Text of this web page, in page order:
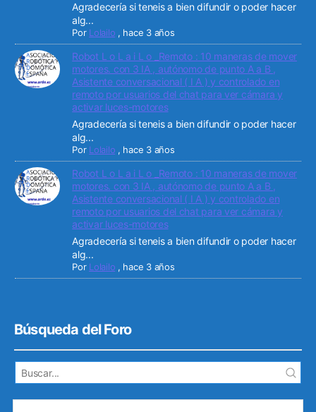
Agradecería si teneis a bien difundir o poder hacer
alg...
Por Lolailo , hace 3 años
Robot L o L a i L o _Remoto : 10 maneras de mover
motores. con 3 IA , autónomo de punto A a B ,
Asistente conversacional ( I A ) y controlado en
remoto por usuarios del chat para ver cámara y
activar luces-motores
Agradecería si teneis a bien difundir o poder hacer
alg...
Por Lolailo , hace 3 años
Robot L o L a i L o _Remoto : 10 maneras de mover
motores. con 3 IA , autónomo de punto A a B ,
Asistente conversacional ( I A ) y controlado en
remoto por usuarios del chat para ver cámara y
activar luces-motores
Agradecería si teneis a bien difundir o poder hacer
alg...
Por Lolailo , hace 3 años
Búsqueda del Foro